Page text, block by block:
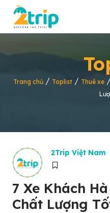
Trang chủ/ Toplist/ Thuê xe/
2Trip Việt Nam
7 Xe Khách
Chất Lượng